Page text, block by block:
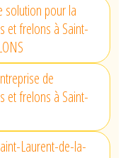
solution pour la
et frelons à Saint-
de
et frelons à Saint-
Laurent-de-la-